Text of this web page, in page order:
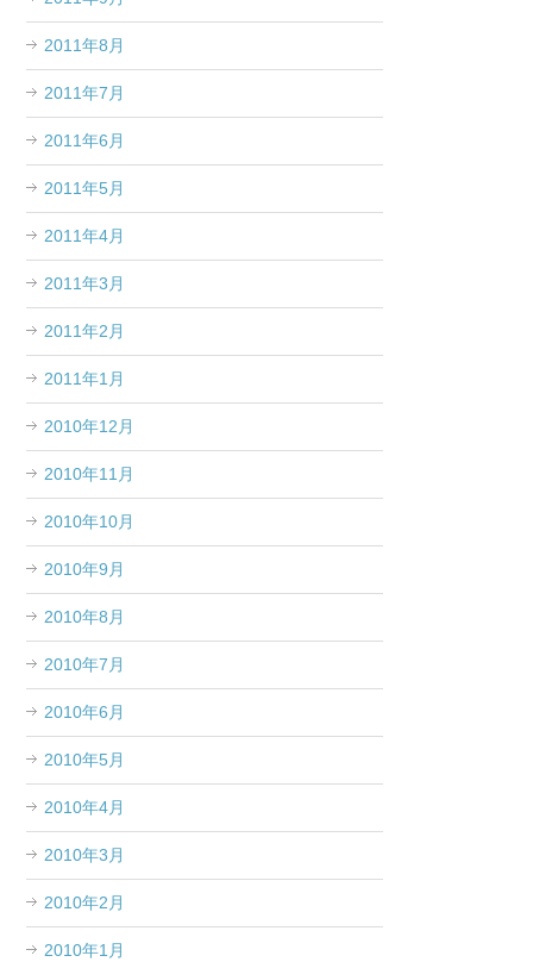
2011年8月
2011年7月
2011年6月
2011年5月
2011年4月
2011年3月
2011年2月
2011年1月
2010年12月
2010年11月
2010年10月
2010年9月
2010年8月
2010年7月
2010年6月
2010年5月
2010年4月
2010年3月
2010年2月
2010年1月